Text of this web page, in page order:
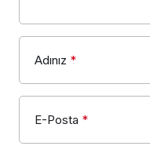
Adınız *
E-Posta *